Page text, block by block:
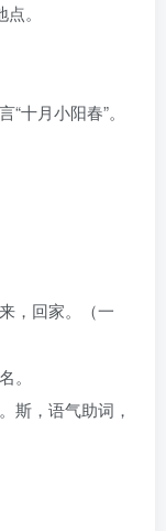
。
十月小阳春”。
，回家。（一
。
斯，语气助词，